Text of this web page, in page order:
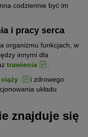
codziennie być im
i pracy serca
organizmu funkcjach, w
innymi dla
trawienia
ciąży
i zdrowego
układu
znajduje się